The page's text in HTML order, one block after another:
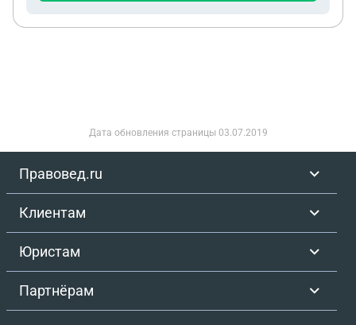
испытательный срок, и можно, согласно этому,
Дата обновления страницы 03.07.2019
Правовед.ru
Клиентам
Юристам
Партнёрам